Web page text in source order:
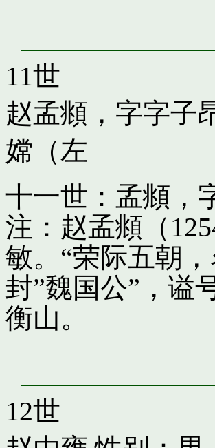
11世
赵孟頫，字字子
嫦（左
十一世：孟頫，
注：赵孟頫（
敏。“荣际五朝
封”魏国公”，谥
衡山。
12世